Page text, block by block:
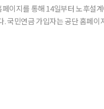
이지를 통해 14일부터 노후설
, 장애